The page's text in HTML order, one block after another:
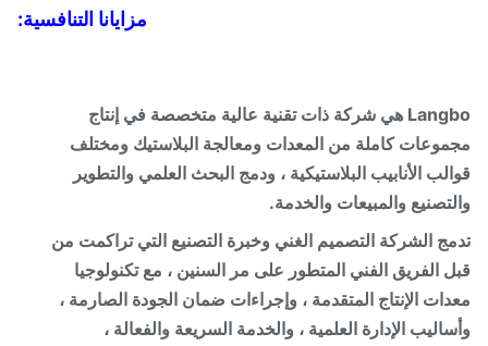
مزايانا التنافسية:
Langbo هي شركة ذات تقنية عالية متخصصة في إنتاج
كاملة من المعدات ومعالجة البلاستيك ومختلف
الأنابيب البلاستيكية ، ودمج البحث العلمي والتطوير
والمبيعات والخدمة.
الشركة التصميم الغني وخبرة التصنيع التي تراكمت من
الفريق الفني المتطور على مر السنين ، مع تكنولوجيا
الإنتاج المتقدمة ، وإجراءات ضمان الجودة الصارمة ،
الإدارة العلمية ، والخدمة السريعة والفعالة ،